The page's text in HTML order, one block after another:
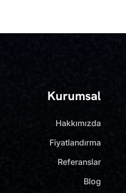
Kurumsal
Hakkımızda
Fiyatlandırma
Referanslar
Blog